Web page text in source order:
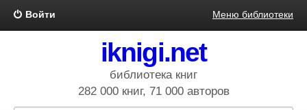
Войти Меню библиотеки
iknigi.net
библиотека книг
282 000 книг, 71 000 авторов